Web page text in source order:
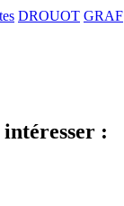
DROUOT GRAF
intéresser :